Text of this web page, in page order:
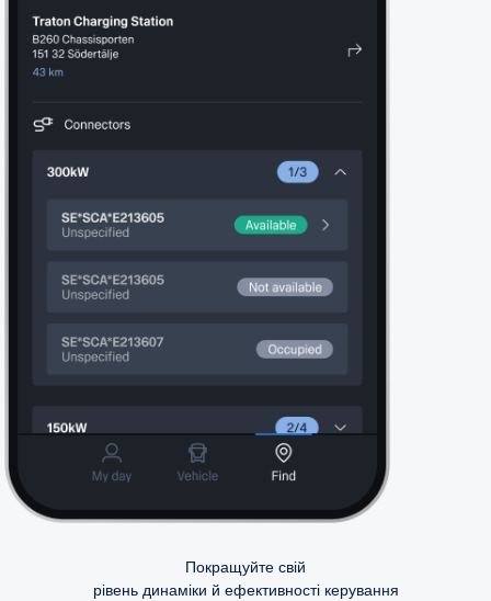
Покращуйте свій
рівень динаміки й ефективності керування